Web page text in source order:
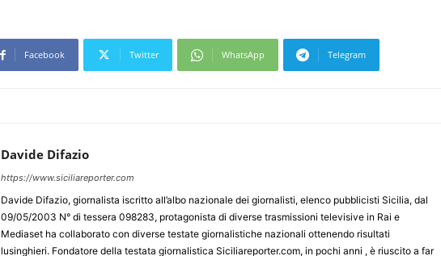
Facebook Twitter WhatsApp Telegram
Davide Difazio
https://www.siciliareporter.com
Davide Difazio, giornalista iscritto all’albo nazionale dei giornalisti, elenco pubblicisti Sicilia, dal
09/05/2003 N° di tessera 098283, protagonista di diverse trasmissioni televisive in Rai e
Mediaset ha collaborato con diverse testate giornalistiche nazionali ottenendo risultati
lusinghieri. Fondatore della testata giornalistica Siciliareporter.com, in pochi anni , è riuscito a far